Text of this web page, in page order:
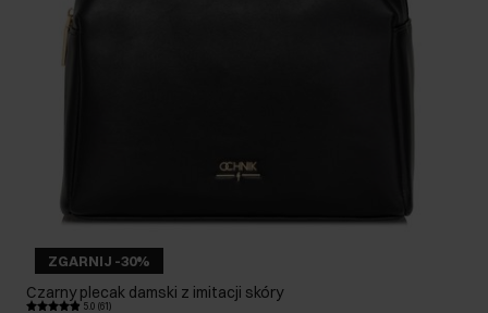
ZGARNIJ -30%
Czarny plecak damski z imitacji skóry
5.0 (61)